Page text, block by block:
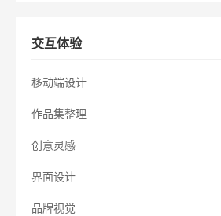
交互体验
移动端设计
作品集整理
创意灵感
界面设计
品牌视觉